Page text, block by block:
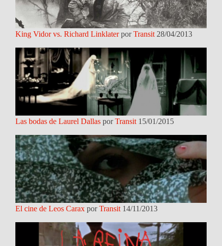
King Vidor vs. Richard LinklaterporTransit 28/04/2013
Las bodas de Laurel Dallas porTransit 15/01/2015
El cine de Leos Carax porTransit 14/11/2013